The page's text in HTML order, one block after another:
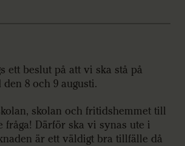
ett beslut på att vi ska stå på
8 och 9 augusti.
skolan och fritidshemmet till
fråga! Därför ska vi synas ute i
är ett väldigt bra tillfälle då